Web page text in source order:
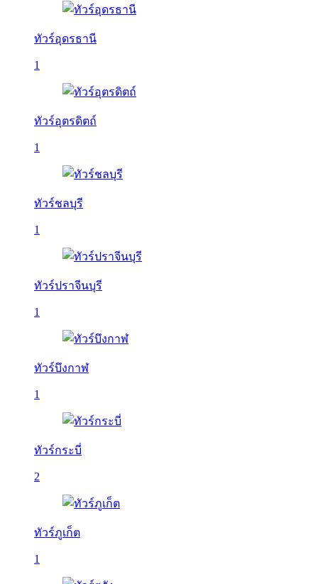
ทัวร์อุดรธานี
1
ทัวร์อุตรดิตถ์
1
ทัวร์ชลบุรี
1
ทัวร์ปราจีนบุรี
1
ทัวร์บึงกาฬ
1
ทัวร์กระบี่
2
ทัวร์ภูเก็ต
1